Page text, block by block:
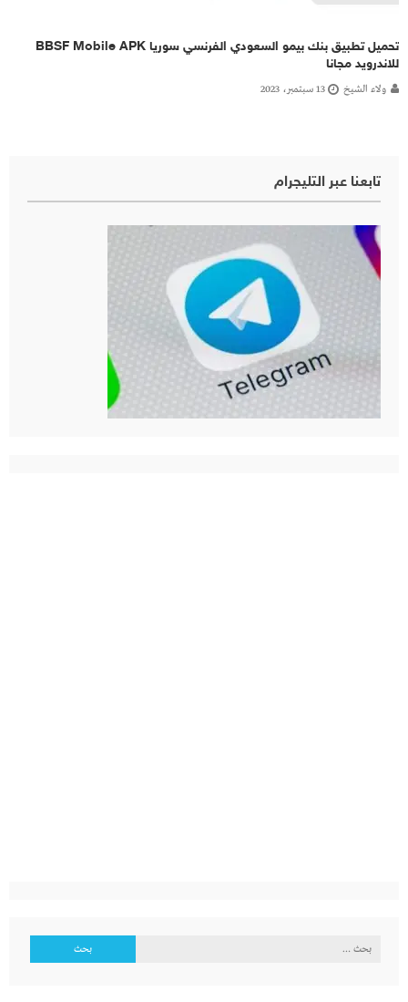
تحميل تطبيق بنك بيمو السعودي الفرنسي سوريا BBSF Mobile APK
للاندرويد مجانا
ولاء الشيخ 13 سبتمبر، 2023
تابعنا عبر التليجرام
البحث